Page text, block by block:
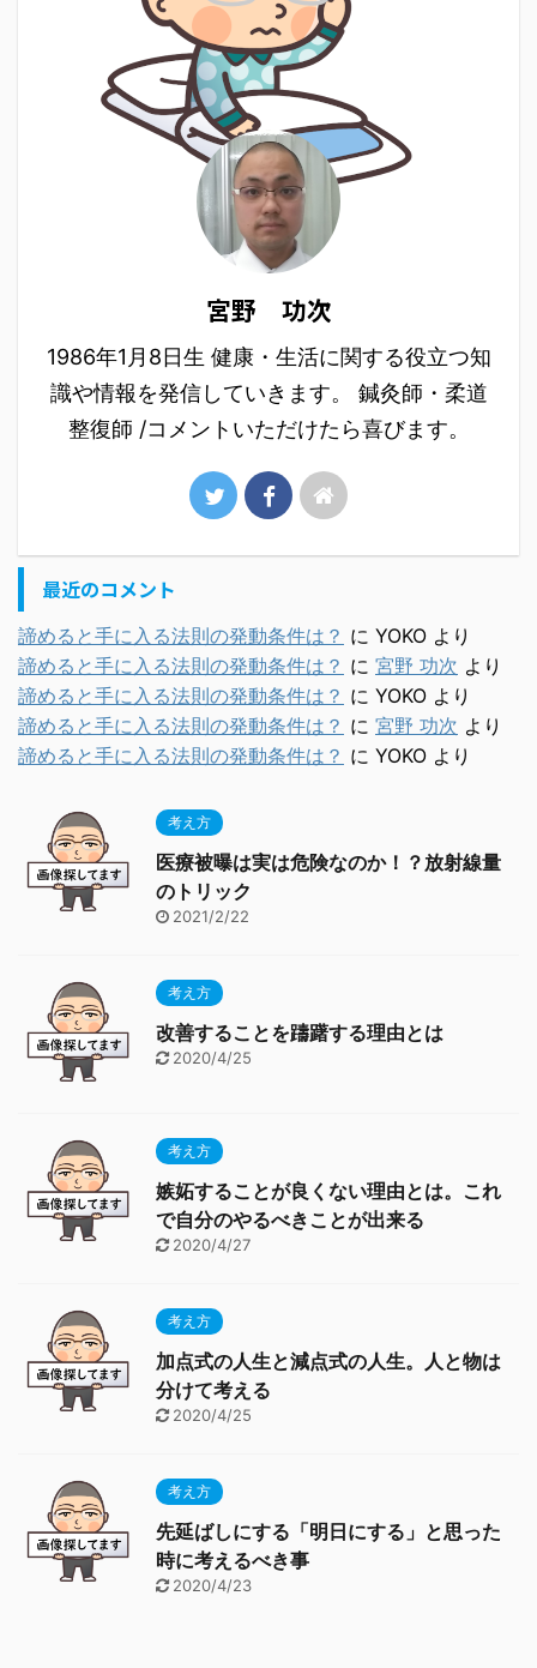
宮野 功次
1986年1月8日生 健康・生活に関する役立つ知
識や情報を発信していきます。 鍼灸師・柔道
整復師 /コメントいただけたら喜びます。
最近のコメント
諦めると手に入る法則の発動条件は？ に YOKO より
諦めると手に入る法則の発動条件は？ に 宮野 功次 より
諦めると手に入る法則の発動条件は？ に YOKO より
諦めると手に入る法則の発動条件は？ に 宮野 功次 より
諦めると手に入る法則の発動条件は？ に YOKO より
考え方
医療被曝は実は危険なのか！？放射線量
のトリック
2021/2/22
考え方
改善することを躊躇する理由とは
2020/4/25
考え方
嫉妬することが良くない理由とは。これ
で自分のやるべきことが出来る
2020/4/27
考え方
加点式の人生と減点式の人生。人と物は
分けて考える
2020/4/25
考え方
先延ばしにする「明日にする」と思った
時に考えるべき事
2020/4/23